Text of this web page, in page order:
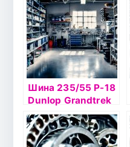
Шина 235/55 Р-18
Dunlop Grandtrek
SJ6 99Q TL M+S